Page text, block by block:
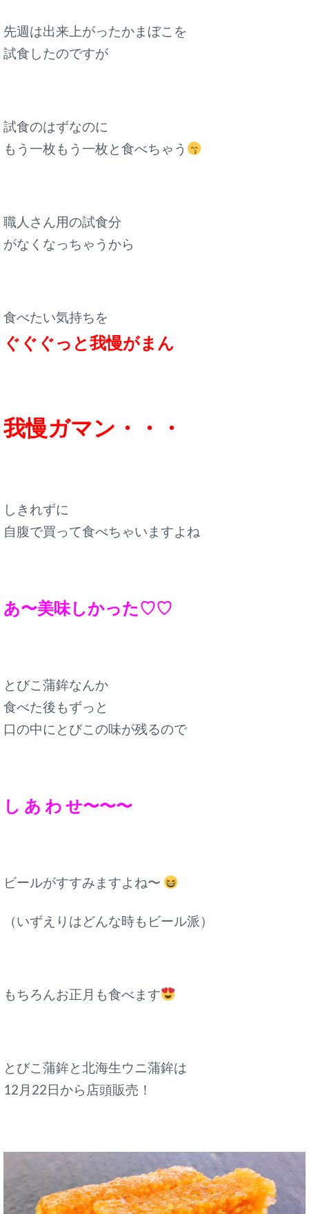
先週は出来上がったかまぼこを
試食したのですが
試食のはずなのに
もう一枚もう一枚と食べちゃう
職人さん用の試食分
がなくなっちゃうから
食べたい気持ちを
ぐぐぐっと我慢がまん
我慢ガマン・・・
しきれずに
自腹で買って食べちゃいますよね
あ〜美味しかった♡♡
とびこ蒲鉾なんか
食べた後もずっと
口の中にとびこの味が残るので
し あ わ せ〜〜〜
ビールがすすみますよね〜
（いずえりはどんな時もビール派）
もちろんお正月も食べます
とびこ蒲鉾と北海生ウニ蒲鉾は
12月22日から店頭販売！